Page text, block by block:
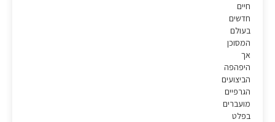
חיים
חדשים
בעולם
המסוכן
אך
היפהפה
הביצועים
הגרפיים
מועברים
בפלט